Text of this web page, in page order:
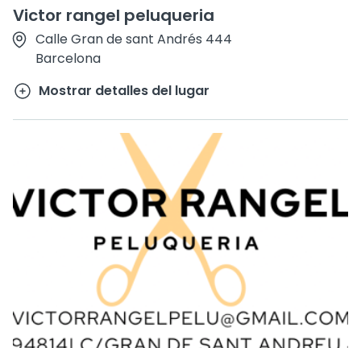
Victor rangel peluqueria
Calle Gran de sant Andrés 444
Barcelona
Mostrar detalles del lugar